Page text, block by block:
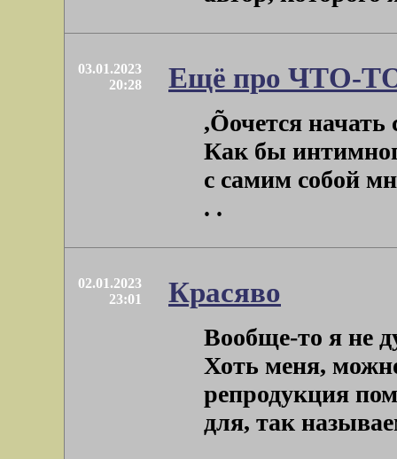
03.01.2023
20:28
Ещё про ЧТО-
,Õочется
Как бы
с самим собой
. .
02.01.2023
23:01
Красяво
Вообще-то я не
Хоть меня,
репродукция
для, так